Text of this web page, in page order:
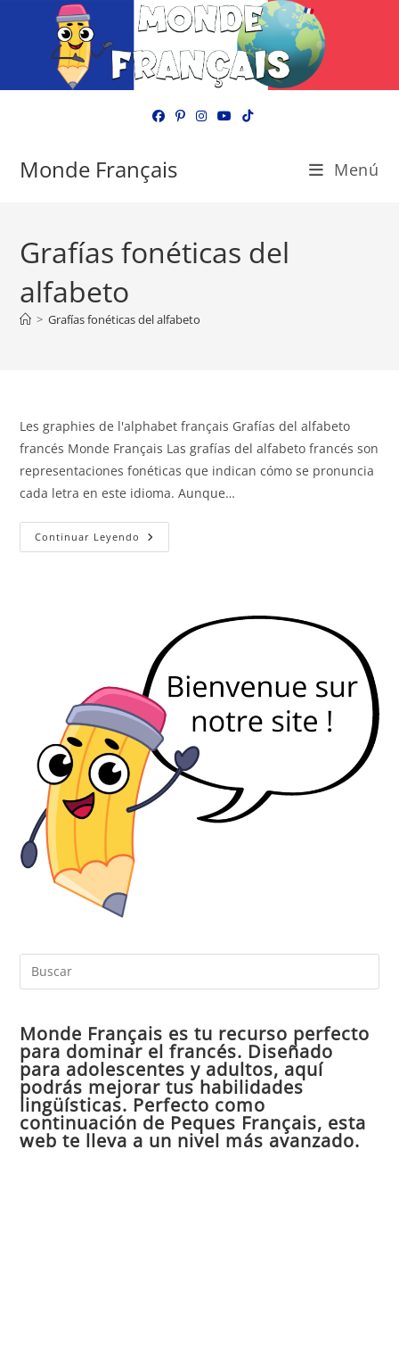
Monde Français Menú
Grafías fonéticas del
alfabeto
> Grafías fonéticas del alfabeto
Les graphies de l'alphabet français Grafías del alfabeto
francés Monde Français Las grafías del alfabeto francés son
representaciones fonéticas que indican cómo se pronuncia
cada letra en este idioma. Aunque…
Continuar Leyendo Grafías
Del
Monde Français es tu recurso perfecto
para dominar el francés. Diseñado
para adolescentes y adultos, aquí
podrás mejorar tus habilidades
lingüísticas. Perfecto como
continuación de Peques Français, esta
web te lleva a un nivel más avanzado.